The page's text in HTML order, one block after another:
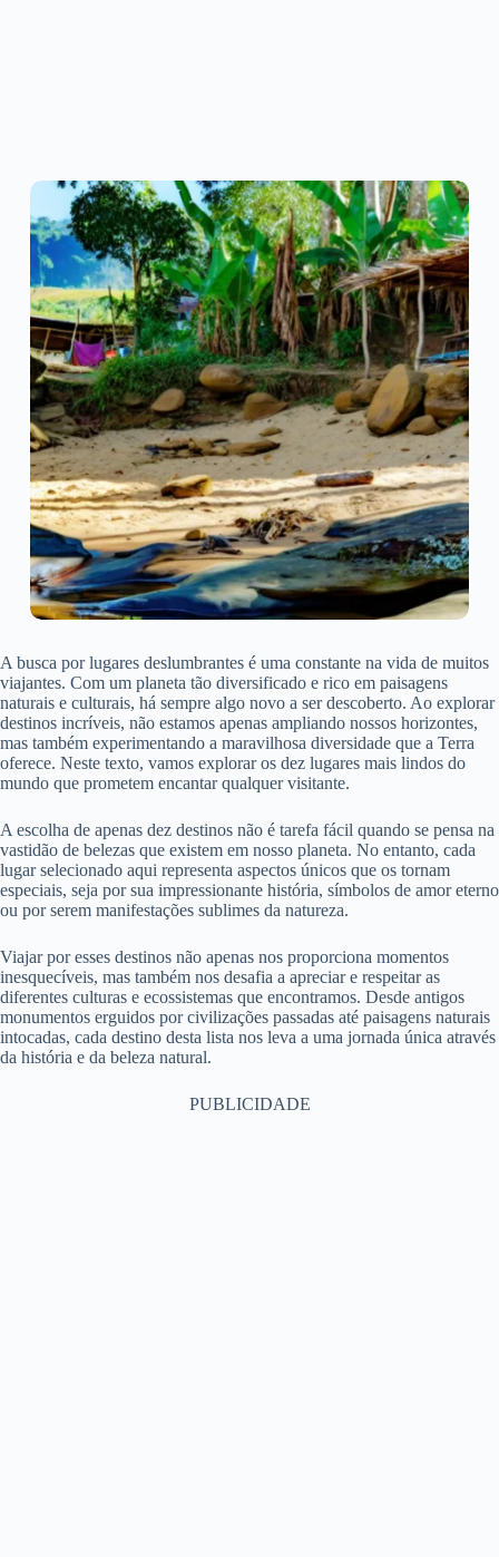
A busca por lugares deslumbrantes é uma constante na vida de muitos
viajantes. Com um planeta tão diversificado e rico em paisagens
naturais e culturais, há sempre algo novo a ser descoberto. Ao explorar
destinos incríveis, não estamos apenas ampliando nossos horizontes,
mas também experimentando a maravilhosa diversidade que a Terra
oferece. Neste texto, vamos explorar os dez lugares mais lindos do
mundo que prometem encantar qualquer visitante.
A escolha de apenas dez destinos não é tarefa fácil quando se pensa na
vastidão de belezas que existem em nosso planeta. No entanto, cada
lugar selecionado aqui representa aspectos únicos que os tornam
especiais, seja por sua impressionante história, símbolos de amor eterno
ou por serem manifestações sublimes da natureza.
Viajar por esses destinos não apenas nos proporciona momentos
inesquecíveis, mas também nos desafia a apreciar e respeitar as
diferentes culturas e ecossistemas que encontramos. Desde antigos
monumentos erguidos por civilizações passadas até paisagens naturais
intocadas, cada destino desta lista nos leva a uma jornada única através
da história e da beleza natural.
PUBLICIDADE